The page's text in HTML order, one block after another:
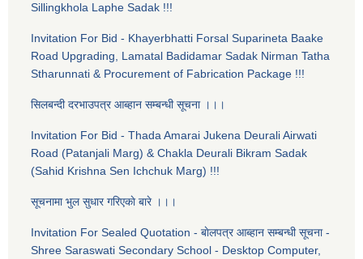
Sillingkhola Laphe Sadak !!!
Invitation For Bid - Khayerbhatti Forsal Suparineta Baake
Road Upgrading, Lamatal Badidamar Sadak Nirman Tatha
Stharunnati & Procurement of Fabrication Package !!!
सिलबन्दी दरभाउपत्र आब्हान सम्बन्धी सूचना ।।।
Invitation For Bid - Thada Amarai Jukena Deurali Airwati
Road (Patanjali Marg) & Chakla Deurali Bikram Sadak
(Sahid Krishna Sen Ichchuk Marg) !!!
सूचनामा भुल सुधार गरिएकाे बारे ।।।
Invitation For Sealed Quotation - बाेलपत्र आब्हान सम्बन्धी सूचना -
Shree Saraswati Secondary School - Desktop Computer,